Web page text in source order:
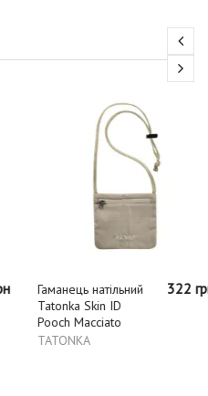
Гаманець натільний
Tatonka Skin ID
Pooch Macciato
TATONKA
322 грн